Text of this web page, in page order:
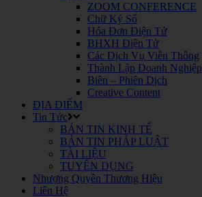
ZOOM CONFERENCE
Chữ Ký Số
Hóa Đơn Điện Tử
BHXH Điện Tử
Các Dịch Vụ Viễn Thông
Thành Lập Doanh Nghiệp
Biên – Phiên Dịch
Creative Content
ĐỊA ĐIỂM
Tin Tức
BẢN TIN KINH TẾ
BẢN TIN PHÁP LUẬT
TÀI LIỆU
TUYỂN DỤNG
Nhượng Quyền Thương Hiệu
Liên Hệ